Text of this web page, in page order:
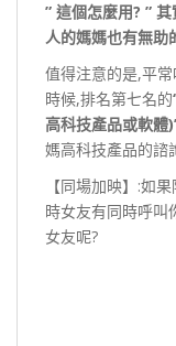
” 這個怎麼用? ”
人的媽媽也有無助
值得注意的是,平
時候,排名第七名的
高科技產品或軟體
媽高科技產品的諮
【同場加映】:如
時女友有同時呼叫
女友呢?